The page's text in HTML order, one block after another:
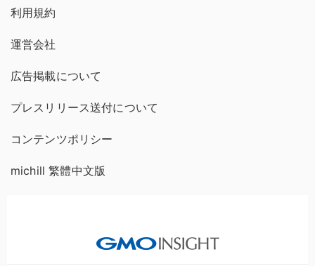
利用規約
運営会社
広告掲載について
プレスリリース送付について
コンテンツポリシー
michill 繁體中文版